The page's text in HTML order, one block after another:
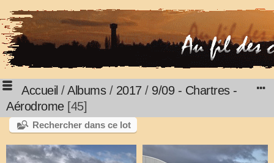
Accueil /Albums/ 2017 / 9/09 - Chartres -
Aérodrome 45
Rechercher dans ce lot